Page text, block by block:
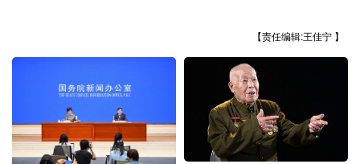
江西
湖北
海南
四川 贵州 云南 西藏
【责任编辑:王佳宁 】